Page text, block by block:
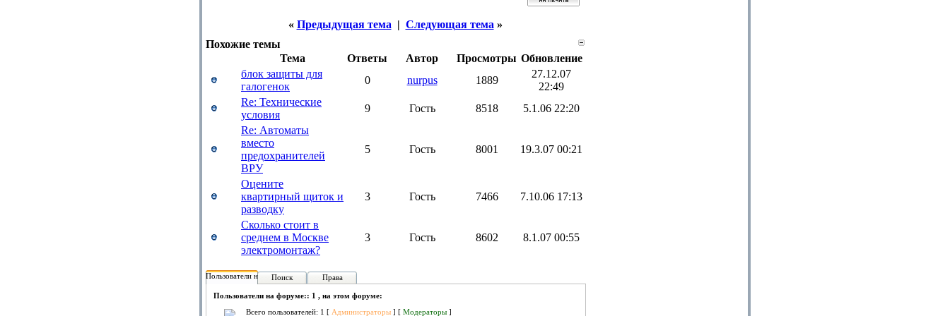
« Предыдущая тема | Следующая тема »
Похожие темы
Тема
Ответы Автор Просмотры Обновление
блок защиты для
галогенок
0 nurpus 1889
27.12.07
22:49
Re: Технические
условия
9 Гость 8518
5.1.06 22:20
Re: Автоматы
вместо
предохранителей
ВРУ
5 Гость 8001 19.3.07 00:21
Оцените
квартирный щиток и
разводку
3 Гость 7466 7.10.06 17:13
Сколько стоит в
среднем в Москве
электромонтаж?
3 Гость 8602 8.1.07 00:55
Пользователи на форуме:
Поиск Права
Пользователи на форуме:: 1 , на этом форуме:
Всего пользователей: 1 [ Администраторы ] [ Модераторы ]